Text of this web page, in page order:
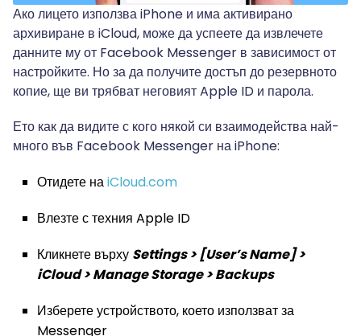
Ако лицето използва iPhone и има активирано
архивиране в iCloud, може да успеете да извлечете
данните му от Facebook Messenger в зависимост от
настройките. Но за да получите достъп до резервното
копие, ще ви трябват неговият Apple ID и парола.
Ето как да видите с кого някой си взаимодейства най-
много във Facebook Messenger на iPhone:
Отидете наiCloud.com
Влезте с техния Apple ID
Кликнете върху Settings > [User’s Name] >
iCloud > Manage Storage > Backups
Изберете устройството, което използват за
Messenger